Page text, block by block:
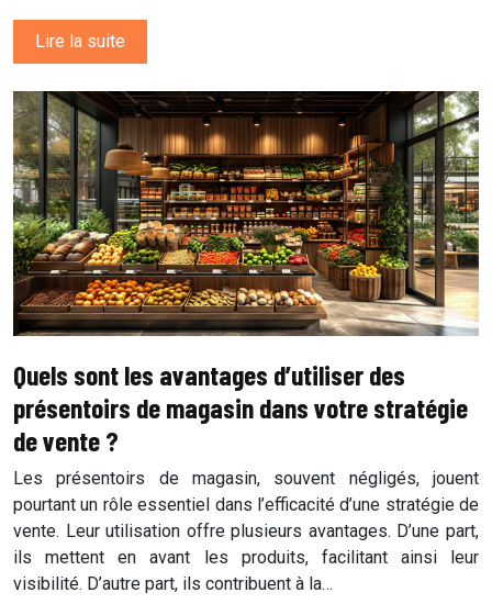
Lire la suite
Quels sont les avantages d’utiliser des
présentoirs de magasin dans votre stratégie
de vente ?
Les présentoirs de magasin, souvent négligés, jouent
pourtant un rôle essentiel dans l’efficacité d’une stratégie de
vente. Leur utilisation offre plusieurs avantages. D’une part,
ils mettent en avant les produits, facilitant ainsi leur
visibilité. D’autre part, ils contribuent à la…